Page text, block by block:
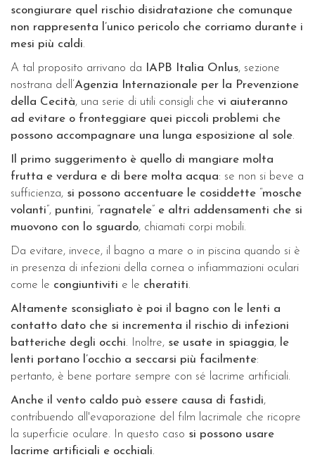
scongiurare quel rischio disidratazione che comunque
non rappresenta l’unico pericolo che corriamo durante i
mesi più caldi.
A tal proposito arrivano da
IAPB Italia Onlus, sezione
nostrana dell’Agenzia Internazionale per la Prevenzione
della Cecità, una serie di utili consigli che vi aiuteranno
ad evitare o fronteggiare quei piccoli problemi che
possono accompagnare una lunga esposizione al sole.
Il primo suggerimento è quello di mangiare molta
frutta e verdura e di bere molta acqua: se non si beve a
sufficienza, si possono accentuare le cosiddette “mosche
volanti”, puntini, “ragnatele” e altri addensamenti che si
muovono con lo sguardo, chiamati corpi mobili.
Da evitare, invece, il bagno a mare o in piscina quando si è
in presenza di infezioni della cornea o infiammazioni oculari
come le congiuntiviti e le cheratiti.
Altamente sconsigliato è poi il bagno con le lenti a
contatto dato che si incrementa il rischio di infezioni
batteriche degli occhi. Inoltre, se usate in spiaggia, le
lenti portano l’occhio a seccarsi più facilmente:
pertanto, è bene portare sempre con sé lacrime artificiali.
Anche il vento caldo può essere causa di fastidi,
contribuendo all'evaporazione del film lacrimale che ricopre
la superficie oculare. In questo caso si possono usare
lacrime artificiali e occhiali.